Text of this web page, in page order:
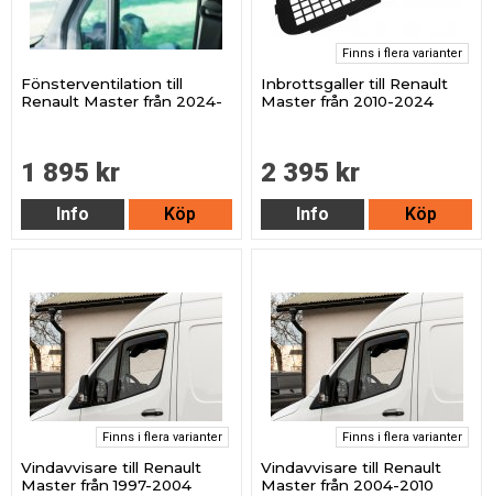
Fönsterventilation till
Renault Master från 2024-
1 895 kr
Info Köp
Finns i flera varianter
Inbrottsgaller till Renault
Master från 2010-2024
2 395 kr
Info Köp
Finns i flera varianter
Vindavvisare till Renault
Master från 1997-2004
Finns i flera varianter
Vindavvisare till Renault
Master från 2004-2010